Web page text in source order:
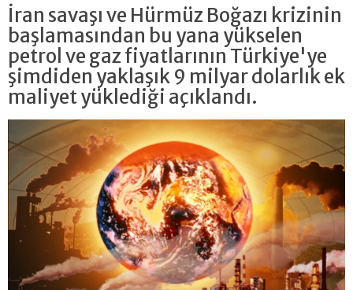
İran savaşı ve Hürmüz Boğazı krizinin
başlamasından bu yana yükselen
petrol ve gaz fiyatlarının Türkiye'ye
şimdiden yaklaşık 9 milyar dolarlık ek
maliyet yüklediği açıklandı.